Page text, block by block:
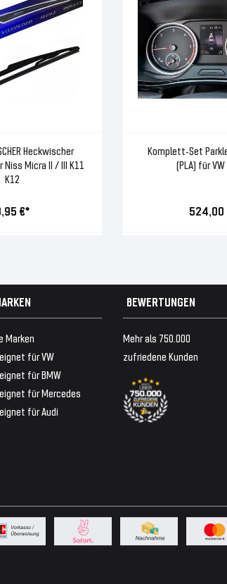
Heckwischer
Micra II / III K11
K12
€*
Komplett-Set
(PLA) für VW
524,00
Marken
für VW
für BMW
für Mercedes
für Audi
BEWERTUNGEN
Mehr als 750.000
zufriedene Kunden